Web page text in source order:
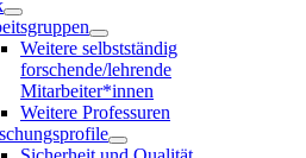
Weitere selbstständig
forschende/lehrende
Mitarbeiter*innen
Weitere Professuren